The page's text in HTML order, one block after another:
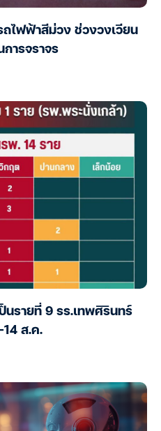
ไฟฟ้าสีม่วง ช่วงวงเวียน
ารจราจร
นรายที่ 9 รร.เทพศิรินทร์
14 ส.ค.